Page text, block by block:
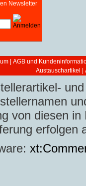
AGB und
Austauschartikel
von diesen
erfolgen